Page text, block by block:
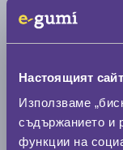
Настоящият
Използваме
съдържанието и
функции на